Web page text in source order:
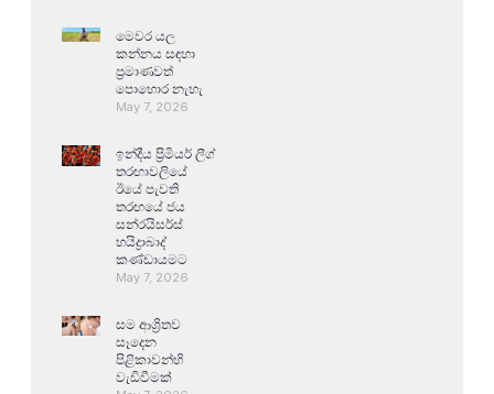
මෙවර යල
කන්නය සඳහා
ප්‍රමාණවත්
පොහොර නැහැ
May 7, 2026
ඉන්දීය ප්‍රිමියර් ලීග්
තරඟාවලියේ
ඊයේ පැවති
තරඟයේ ජය
සන්රයිසර්ස්
හයිද්‍රාබාද්
කණ්ඩායමට
May 7, 2026
සම ආශ්‍රිතව
සෑදෙන
පිළිකාවන්හි
වැඩිවීමක්